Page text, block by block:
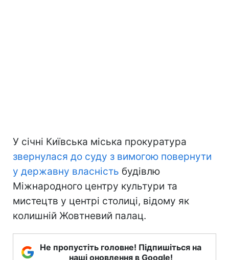
У січні Київська міська прокуратура
звернулася до суду з вимогою повернути
у державну власність будівлю
Міжнародного центру культури та
мистецтв у центрі столиці, відому як
колишній Жовтневий палац.
Не пропустіть головне! Підпишіться на
наші оновлення в Google!